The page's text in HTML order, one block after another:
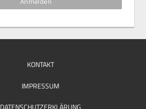
KONTAKT
IMPRESSUM